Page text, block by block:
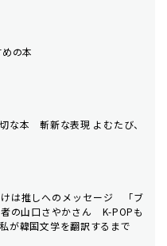
の本
な本 斬新な表現 よむたび、
は推しへのメッセージ 「ブ
の山口さやかさん K-POPも
が韓国文学を翻訳するまで